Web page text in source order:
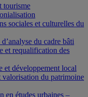
tourisme
sociales et culturelles du
du cadre bâti
et requalification des
et développement local
du patrimoine
en études urbaines –